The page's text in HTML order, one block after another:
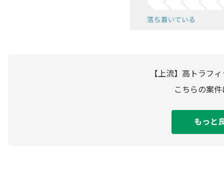
【上流】高トラフ
こちらの案
もっと